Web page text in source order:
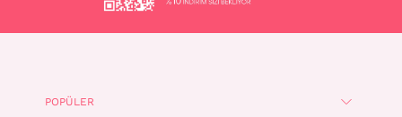
POPÜLER